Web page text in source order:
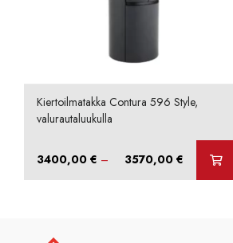
Kiertoilmatakka Contura 596 Style,
valurautaluukulla
3400,00 € – 3570,00 € Hintaluokka: